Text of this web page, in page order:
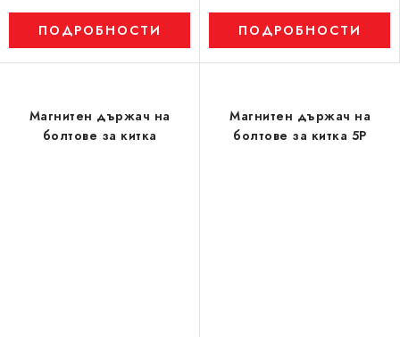
ПОДРОБНОСТИ ПОДРОБНОСТИ
Магнитен държач на
болтове за китка
Магнитен държач на
болтове за китка 5P